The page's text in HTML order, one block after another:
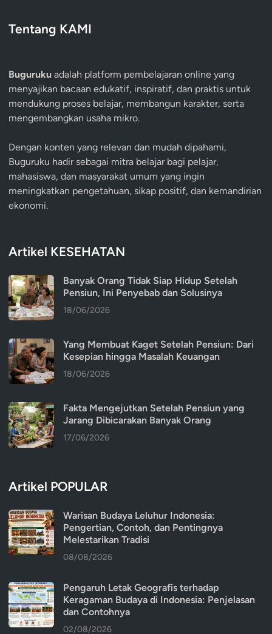
Tentang KAMI
Buguruku adalah platform pembelajaran online yang
menyajikan bacaan edukatif, inspiratif, dan praktis untuk
mendukung proses belajar, membangun karakter, serta
mengembangkan usaha mikro.
Dengan konten yang relevan dan mudah dipahami,
Buguruku hadir sebagai mitra belajar bagi pelajar,
mahasiswa, dan masyarakat umum yang ingin
meningkatkan pengetahuan, sikap positif, dan kemandirian
ekonomi.
Artikel KESEHATAN
Banyak Orang Tidak Siap Hidup Setelah
Pensiun, Ini Penyebab dan Solusinya
18/06/2026
Yang Membuat Kaget Setelah Pensiun: Dari
Kesepian hingga Masalah Keuangan
18/06/2026
Fakta Mengejutkan Setelah Pensiun yang
Jarang Dibicarakan Banyak Orang
17/06/2026
Artikel POPULAR
Warisan Budaya Leluhur Indonesia:
Pengertian, Contoh, dan Pentingnya
Melestarikan Tradisi
08/08/2026
Pengaruh Letak Geografis terhadap
Keragaman Budaya di Indonesia: Penjelasan
dan Contohnya
02/08/2026